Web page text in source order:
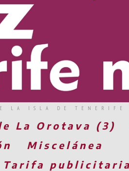
LA ISLA DE TENERIFE
La Orotava (3)
Miscelánea
Tarifa publicitaria